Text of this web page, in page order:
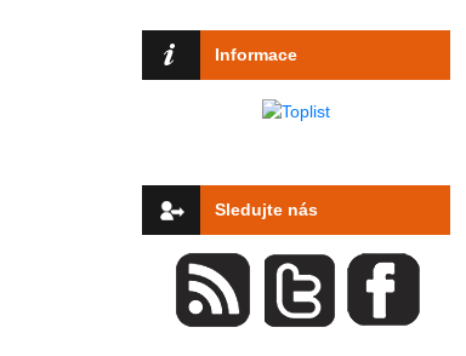
Informace
Sledujte nás